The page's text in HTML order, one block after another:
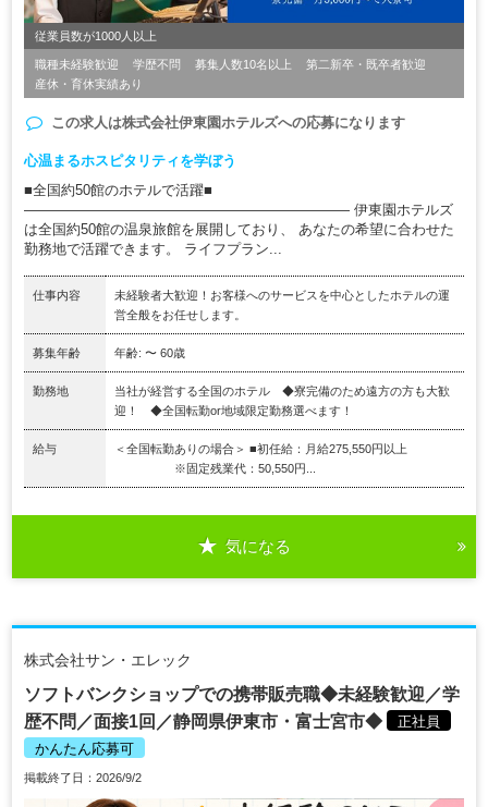
従業員数が1000人以上
職種未経験歓迎 学歴不問 募集人数10名以上
第二新卒・既卒者歓迎
産休・育休実績あり
この求人は株式会社伊東園ホテルズへの応募になります
心温まるホスピタリティを学ぼう
■全国約50館のホテルで活躍■
――――――――――――――――――――――― 伊東園ホテルズ
は全国約50館の温泉旅館を展開しており、 あなたの希望に合わせた
勤務地で活躍できます。 ライフプラン...
仕事内容
未経験者大歓迎！お客様へのサービスを中心としたホテルの運
営全般をお任せします。
募集年齢 年齢: 〜 60歳
勤務地
当社が経営する全国のホテル ◆寮完備のため遠方の方も大歓
迎！ ◆全国転勤or地域限定勤務選べます！
給与
＜全国転勤ありの場合＞ ■初任給：月給275,550円以上
※固定残業代：50,550円...
気になる
株式会社サン・エレック
ソフトバンクショップでの携帯販売職◆未経験歓迎／学
歴不問／面接1回／静岡県伊東市・富士宮市◆
正社員
かんたん応募可
掲載終了日：2026/9/2